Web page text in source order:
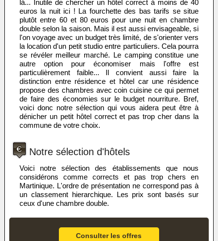
là... Inutile de chercher un hôtel correct à moins de 40
euros la nuit ici ! La fourchette des bas tarifs se situe
plutôt entre 60 et 80 euros pour une nuit en chambre
double selon la saison. Mais il est aussi envisageable, si
l'on voyage avec un budget très limité, de s'orienter vers
la location d'un petit studio entre particuliers. Cela pourra
se révéler meilleur marché. Le camping constitue une
autre option pour économiser mais l'offre est
particulièrement faible... Il convient aussi faire la
distinction entre résidence et hôtel car une résidence
propose des chambres avec coin cuisine ce qui permet
de faire des économies sur le budget nourriture. Bref,
voici donc notre sélection qui vous aidera peut être à
dénicher un petit hôtel correct et pas trop cher dans la
commune de votre choix.
Notre sélection d'hôtels
Voici notre sélection des établissements que nous
considérons comme corrects et pas trop chers en
Martinique. L'ordre de présentation ne correspond pas à
un classement hierarchique. Les prix sont basés sur
ceux d'une chambre double.
Consulter les offres